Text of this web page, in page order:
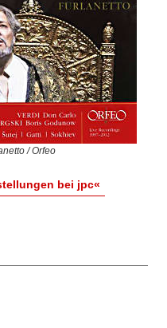
/ Orfeo
bei jpc«